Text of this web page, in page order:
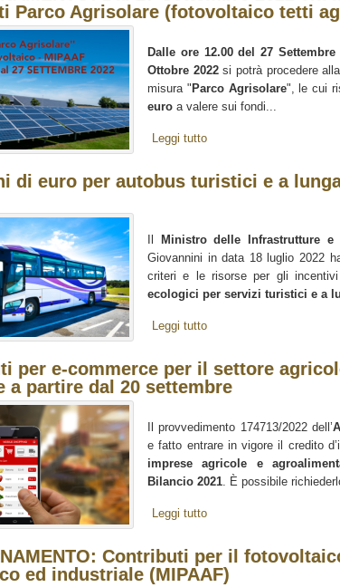
Parco Agrisolare (fotovoltaico tetti
Dalle ore 12.00 del 27 Settembre
Ottobre 2022si potrà procedere
misura " Parco Agrisolare", le cui
euro a valere sui fondi...
Leggi tutto
di euro per autobus turistici e a
Ministro delle Infrastrutture
Giovannini in data 18 luglio 2022
criteri e le risorse per gli incentivi
ecologici per servizi turistici e a
Leggi tutto
per e-commerce per il settore
a partire dal 20 settembre
Il provvedimento 174713/2022 dell’
e fatto entrare in vigore il credito
imprese agricole e
Bilancio 2021. È possibile
Leggi tutto
Contributi per il
ed industriale (MIPAAF)